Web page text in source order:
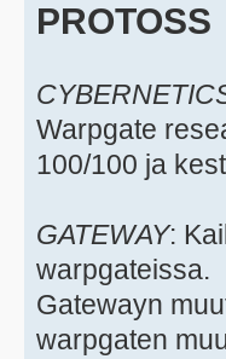
PROTOSS
Warpgate
100/100 ja
GATEWAY:
warpgateissa.
Gatewayn
warpgaten